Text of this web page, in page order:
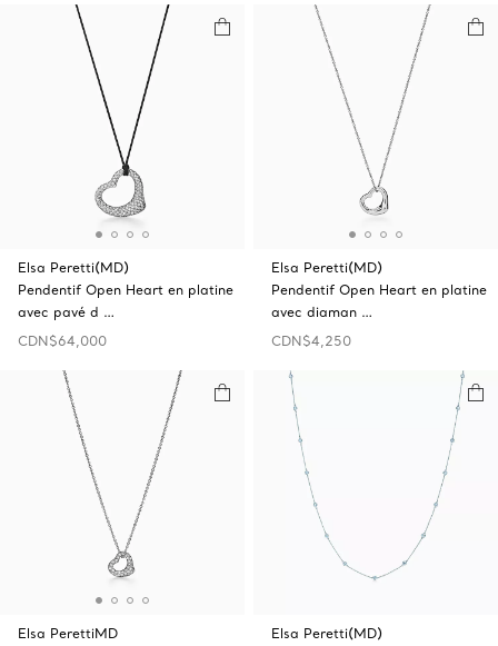
Elsa Peretti(MD)
Pendentif Open Heart en platine
avec pavé d …
CDN$64,000
Elsa Peretti(MD)
Pendentif Open Heart en platine
avec diaman …
CDN$4,250
Elsa PerettiMD
Elsa Peretti(MD)